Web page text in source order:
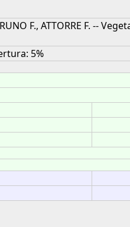
F., ATTORRE F. --
5%